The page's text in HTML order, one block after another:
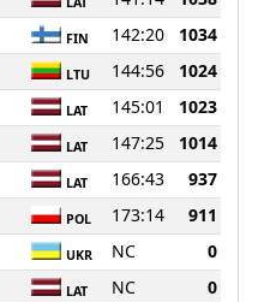
FIN 142:20
1034
LTU 144:56
1024
LAT 145:01
1023
LAT 147:25
1014
LAT 166:43
937
POL 173:14
911
UKR NC
0
LAT NC
0